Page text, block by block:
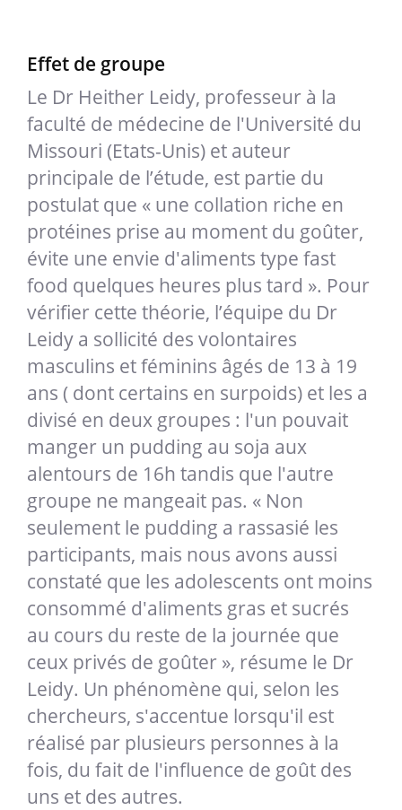
Effet de groupe
Le Dr Heither Leidy, professeur à la
faculté de médecine de l'Université du
Missouri (Etats-Unis) et auteur
principale de l’étude, est partie du
postulat que « une collation riche en
protéines prise au moment du goûter,
évite une envie d'aliments type fast
food quelques heures plus tard ». Pour
vérifier cette théorie, l’équipe du Dr
Leidy a sollicité des volontaires
masculins et féminins âgés de 13 à 19
ans ( dont certains en surpoids) et les a
divisé en deux groupes : l'un pouvait
manger un pudding au soja aux
alentours de 16h tandis que l'autre
groupe ne mangeait pas. « Non
seulement le pudding a rassasié les
participants, mais nous avons aussi
constaté que les adolescents ont moins
consommé d'aliments gras et sucrés
au cours du reste de la journée que
ceux privés de goûter », résume le Dr
Leidy. Un phénomène qui, selon les
chercheurs, s'accentue lorsqu'il est
réalisé par plusieurs personnes à la
fois, du fait de l'influence de goût des
uns et des autres.